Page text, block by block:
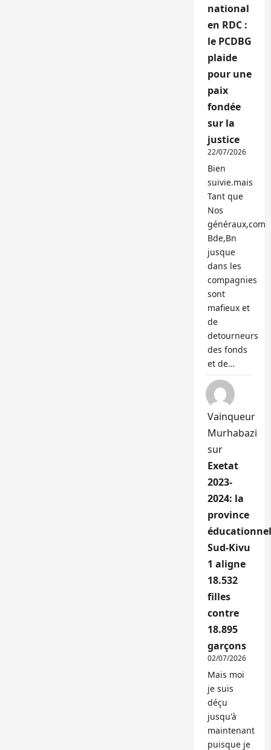
national
en RDC :
le PCDBG
plaide
pour une
paix
fondée
sur la
justice
22/07/2026
Bien
suivie.mais
Tant que
Nos
généraux,com
Bde,Bn
jusque
dans les
compagnies
sont
mafieux et
de
detourneurs
des fonds
et de…
Vainqueur
Murhabazi
sur
Exetat
2023-
2024: la
province
Sud-Kivu
1 aligne
18.532
filles
contre
18.895
garçons
02/07/2026
Mais moi
je suis
déçu
jusqu'à
maintenant
puisque je